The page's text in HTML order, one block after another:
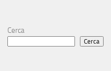
Cerca
Cerca